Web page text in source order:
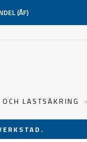
(ÅF)
OCH LASTSÄKRING